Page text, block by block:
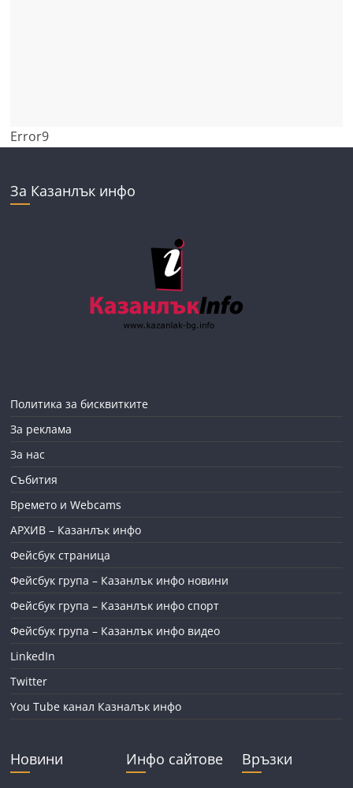
Error9
За Казанлък инфо
Политика за бисквитките
За реклама
За нас
Събития
Времето и Webcams
АРХИВ – Казанлък инфо
Фейсбук страница
Фейсбук група – Казанлък инфо новини
Фейсбук група – Казанлък инфо спорт
Фейсбук група – Казанлък инфо видео
LinkedIn
Twitter
You Tube канал Казналък инфо
Новини Инфо сайтове Връзки